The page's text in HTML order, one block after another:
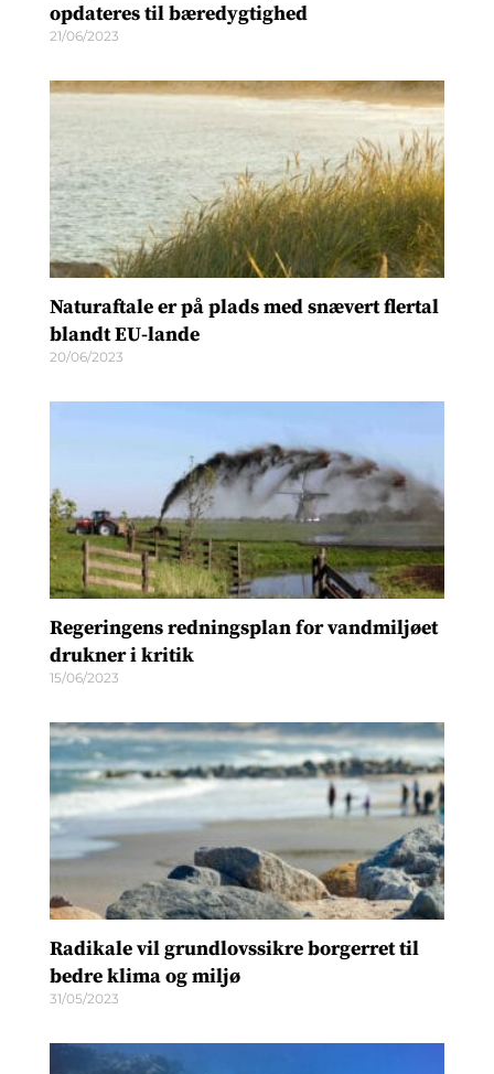
opdateres til bæredygtighed
21/06/2023
Naturaftale er på plads med snævert flertal
blandt EU-lande
20/06/2023
Regeringens redningsplan for vandmiljøet
drukner i kritik
15/06/2023
Radikale vil grundlovssikre borgerret til
bedre klima og miljø
31/05/2023